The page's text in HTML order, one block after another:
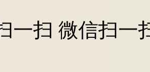
微信扫一